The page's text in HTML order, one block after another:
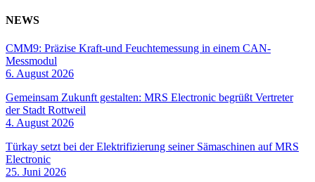
NEWS
CMM9: Präzise Kraft-und Feuchtemessung in einem CAN-
Messmodul
6. August 2026
Gemeinsam Zukunft gestalten: MRS Electronic begrüßt Vertreter
der Stadt Rottweil
4. August 2026
Türkay setzt bei der Elektrifizierung seiner Sämaschinen auf MRS
Electronic
25. Juni 2026